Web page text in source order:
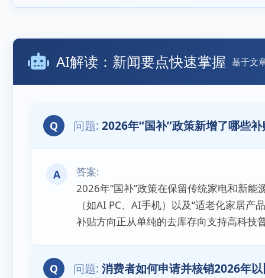
AI解读：新闻要点快速掌握 基于文
Q 2026年“国补”政策新增了哪些
A
2026年“国补”政策在保留传统家电和新
（如AI PC、AI手机）以及“适老化家居
补贴方向正从单纯的去库存向支持高科技
Q 消费者如何申请并核销2026年